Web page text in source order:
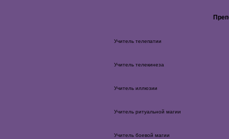
Учитель телепатии
Учитель телекинеза
Учитель иллюзии
Учитель ритуальной магии
Учитель боевой магии